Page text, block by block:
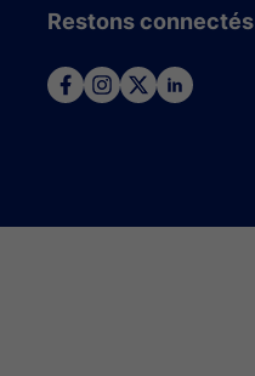
Restons connectés